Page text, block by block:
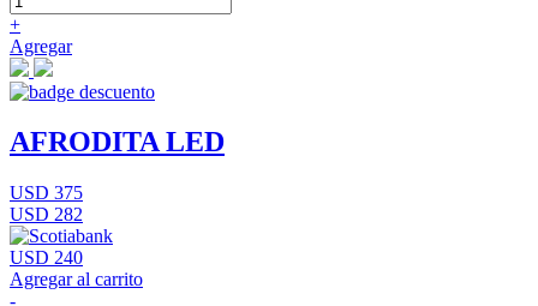
+
Agregar
AFRODITA LED
USD 375
USD 282
USD 240
Agregar al carrito
-